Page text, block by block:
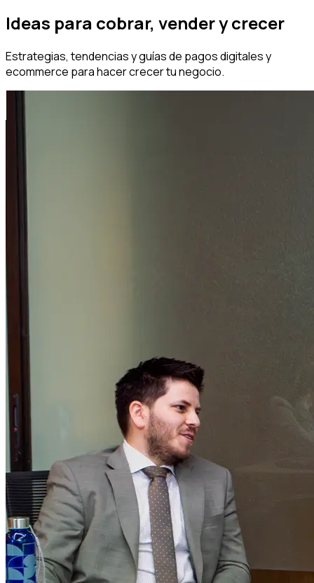
Ideas para cobrar, vender y crecer
Estrategias, tendencias y guías de pagos digitales y
ecommerce para hacer crecer tu negocio.